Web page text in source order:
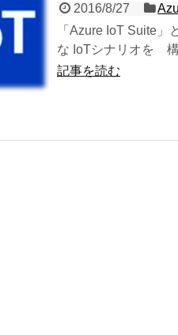
2016/8/27
「Azure IoT Suite
な IoTシナリオを
記事を読む